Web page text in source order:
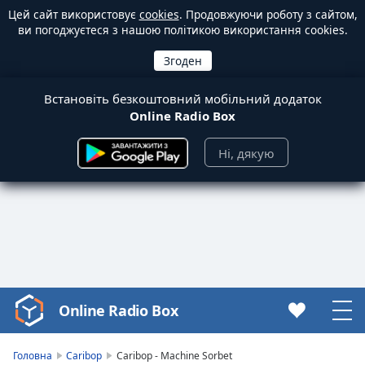
Цей сайт використовує cookies. Продовжуючи роботу з сайтом,
ви погоджуєтеся з нашою політикою використання cookies.
Встановіть безкоштовний мобільний додаток
Online Radio Box
Ні, дякую
Video
Player
Online Radio Box
Головна Caribop Caribop - Machine Sorbet